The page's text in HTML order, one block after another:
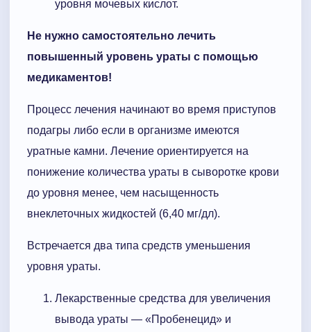
уровня мочевых кислот.
Не нужно самостоятельно лечить
повышенный уровень ураты с помощью
медикаментов!
Процесс лечения начинают во время приступов
подагры либо если в организме имеются
уратные камни. Лечение ориентируется на
понижение количества ураты в сыворотке крови
до уровня менее, чем насыщенность
внеклеточных жидкостей (6,40 мг/дл).
Встречается два типа средств уменьшения
уровня ураты.
Лекарственные средства для увеличения
вывода ураты — «Пробенецид» и